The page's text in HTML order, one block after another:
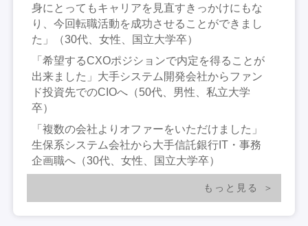
身にとってもキャリアを見直すきっかけにもな
り、今回転職活動を成功させることができまし
た」（30代、女性、国立大学卒）
「希望するCXOポジションで内定を得ることが
出来ました」大手システム開発会社からファン
ド投資先でのCIOへ（50代、男性、私立大学
卒）
「複数の会社よりオファーをいただけました」
生保系システム会社から大手信託銀行IT・事務
企画職へ（30代、女性、国立大学卒）
もっと見る